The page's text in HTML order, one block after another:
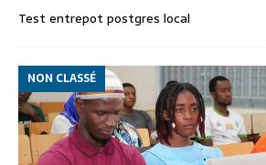
Test entrepot postgres local
NON CLASSÉ